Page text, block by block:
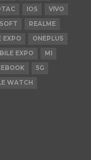
IOS
VIVO
REALME
EXPO
ONEPLUS
EXPO
MI
5G
WATCH